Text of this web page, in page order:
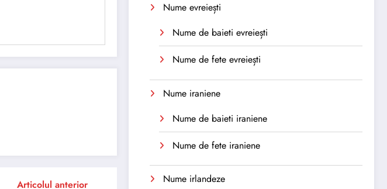
Articolul anterior
Nume evreiești
Nume de baieti evreiești
Nume de fete evreiești
Nume iraniene
Nume de baieti iraniene
Nume de fete iraniene
Nume irlandeze